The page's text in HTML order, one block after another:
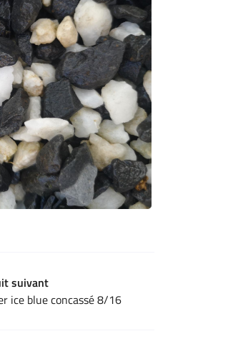
0,00€
VOTRE PANIER
suivant
ice blue concassé 8/16